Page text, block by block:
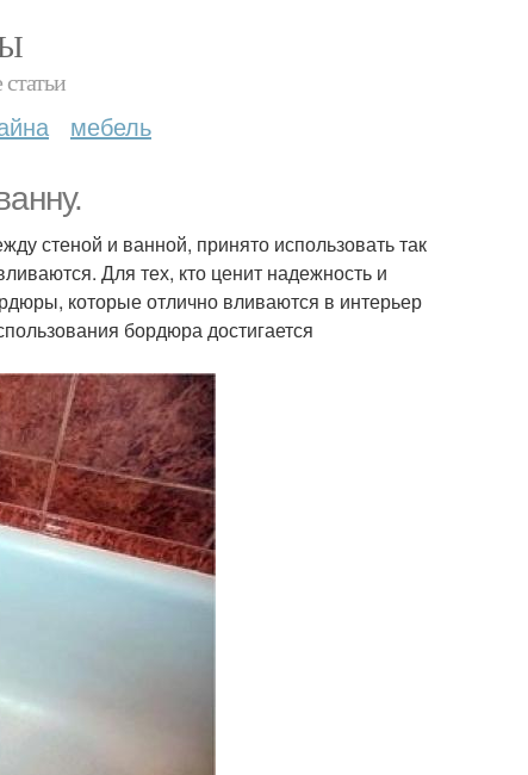
мебель
стеной и ванной, принято использовать так
Для тех, кто ценит надежность и
которые отлично вливаются в интерьер
бордюра достигается